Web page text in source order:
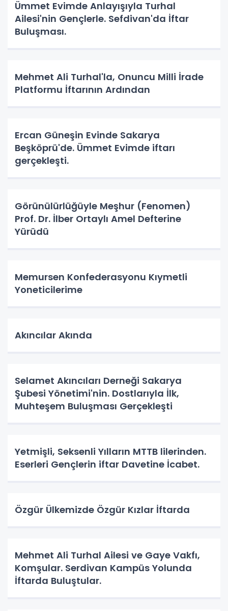
Ümmet Evimde Anlayışıyla Turhal
Ailesi'nin Gençlerle. Sefdivan'da İftar
Buluşması.
Mehmet Ali Turhal'la, Onuncu Milli İrade
Platformu İftarının Ardından
Ercan Güneşin Evinde Sakarya
Beşköprü'de. Ümmet Evimde iftarı
gerçekleşti.
Görünülürlüğüyle Meşhur (Fenomen)
Prof. Dr. İlber Ortaylı Amel Defterine
Yürüdü
Memursen Konfederasyonu Kıymetli
Yoneticilerime
Akıncılar Akında
Selamet Akıncıları Derneği Sakarya
Şubesi Yönetimi'nin. Dostlarıyla İlk,
Muhteşem Buluşması Gerçekleşti
Yetmişli, Seksenli Yılların MTTB lilerinden.
Eserleri Gençlerin iftar Davetine İcabet.
Özgür Ülkemizde Özgür Kızlar İftarda
Mehmet Ali Turhal Ailesi ve Gaye Vakfı,
Komşular. Serdivan Kampüs Yolunda
İftarda Buluştular.